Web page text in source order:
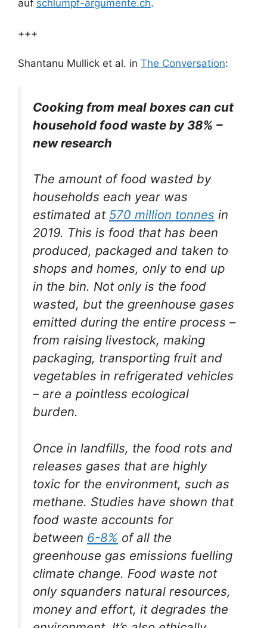
auf schlumpf-argumente.ch.
+++
Shantanu Mullick et al. in The Conversation:
Cooking from meal boxes can cut
household food waste by 38% –
new research
The amount of food wasted by
households each year was
estimated at 570 million tonnes in
2019. This is food that has been
produced, packaged and taken to
shops and homes, only to end up
in the bin. Not only is the food
wasted, but the greenhouse gases
emitted during the entire process –
from raising livestock, making
packaging, transporting fruit and
vegetables in refrigerated vehicles
– are a pointless ecological
burden.
Once in landfills, the food rots and
releases gases that are highly
toxic for the environment, such as
methane. Studies have shown that
food waste accounts for
between 6-8% of all the
greenhouse gas emissions fuelling
climate change. Food waste not
only squanders natural resources,
money and effort, it degrades the